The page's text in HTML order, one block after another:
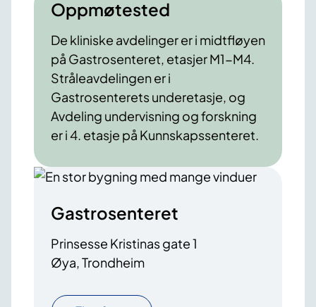
Oppmøtested
De kliniske avdelinger er i midtfløyen
på Gastrosenteret, etasjer M1-M4.
Stråleavdelingen er i
Gastrosenterets underetasje, og
Avdeling undervisning og forskning
er i 4. etasje på Kunnskapssenteret.
Gastrosenteret
Prinsesse Kristinas gate 1
Øya, Trondheim